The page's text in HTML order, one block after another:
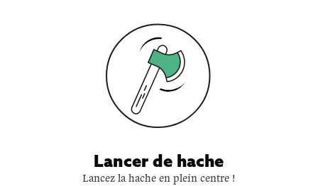
Lancer de hache
Lancez la hache en plein centre !